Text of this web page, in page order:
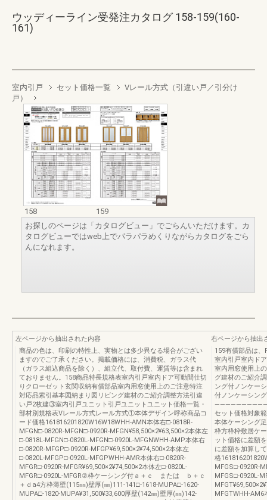
ウッディーライン受発注カタログ 158-159(160-
161)
室内引戸 セット価格一覧
Vレール方式（引違い戸／引分け
戸）
158
159
お探しのページは「カタログビュー」でごらんいただけます。カ
タログビューではweb上でパラパラめくりながらカタログをごら
んになれます。
左ページから抽出された内容
商品の色は、印刷の特性上、実物とは多少異なる場合がござい
ますのでご了承ください。掲載価格には、消費税、ガラス代
（ガラス組込商品を除く）、組立代、取付費、運賃等は含まれ
ておりません。158商品特長規格表室内引戸室内ドア可動間仕切
りクローゼット玄関収納有償部品室内用窓使用上のご注意特注
対応品索引基本図納まり図リビング建材のご紹介調整方法引違
い戸2枚建③室内引戸ユニット引戸ユニットユニット価格一覧・
部材別規格表Vレール方式レール方式①本体デザイン呼称商品コ
ード価格161816201820W16W18WHH-AMN本体右□-0818R-
MFGN□-0820R-MFGN□-0920R-MFGN¥58,500×2¥63,500×2本体左
□-0818L-MFGN□-0820L-MFGN□-0920L-MFGNWHH-AMP本体右
□-0820R-MFGP□-0920R-MFGP¥69,500×2¥74,500×2本体左
□-0820L-MFGP□-0920L-MFGPWHH-AMR本体右□-0820R-
MFGR□-0920R-MFGR¥69,500×2¥74,500×2本体左□-0820L-
MFGR□-0920L-MFGR②枠ケーシング付ａ＋ｃ または ｂ＋ｃ
＋ｄa4方枠薄壁(115㎜)壁厚(㎜)111-141□-1618-MUPA□-1620-
MUPA□-1820-MUPA¥31,500¥33,600厚壁(142㎜)壁厚(㎜)142-
右ページから抽出
159有償部品は
室内引戸室内ド
室内用窓使用上
グ建材のご紹介
ング付ノンケー
付ノンケーシング
セット価格対象
本体ケーシング
枠方枠枠敷居ケ
ット価格に差額
に差額を加算し
格
MFGS□-0920R-
MFGS□-0920L-
MFGTWHH-AM6